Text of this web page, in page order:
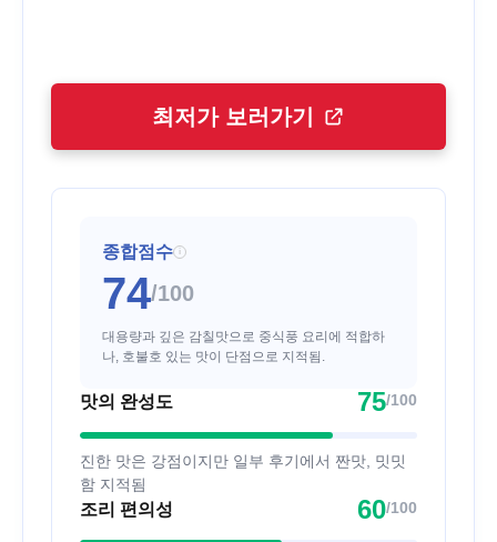
최저가 보러가기
종합점수 i
74/100
대용량과 깊은 감칠맛으로 중식풍 요리에 적합하
나, 호불호 있는 맛이 단점으로 지적됨.
맛의 완성도 75/100
진한 맛은 강점이지만 일부 후기에서 짠맛, 밋밋
함 지적됨
조리 편의성 60/100